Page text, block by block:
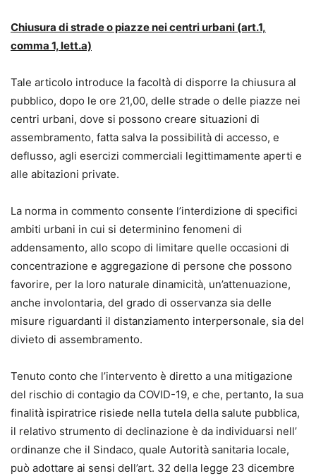
Chiusura di strade o piazze nei centri urbani (art.1,
comma 1, lett.a)
Tale articolo introduce la facoltà di disporre la chiusura al
pubblico, dopo le ore 21,00, delle strade o delle piazze nei
centri urbani, dove si possono creare situazioni di
assembramento, fatta salva la possibilità di accesso, e
deflusso, agli esercizi commerciali legittimamente aperti e
alle abitazioni private.
La norma in commento consente l’interdizione di specifici
ambiti urbani in cui si determinino fenomeni di
addensamento, allo scopo di limitare quelle occasioni di
concentrazione e aggregazione di persone che possono
favorire, per la loro naturale dinamicità, un’attenuazione,
anche involontaria, del grado di osservanza sia delle
misure riguardanti il distanziamento interpersonale, sia del
divieto di assembramento.
Tenuto conto che l’intervento è diretto a una mitigazione
del rischio di contagio da COVID-19, e che, pertanto, la sua
finalità ispiratrice risiede nella tutela della salute pubblica,
il relativo strumento di declinazione è da individuarsi nell’
ordinanze che il Sindaco, quale Autorità sanitaria locale,
può adottare ai sensi dell’art. 32 della legge 23 dicembre